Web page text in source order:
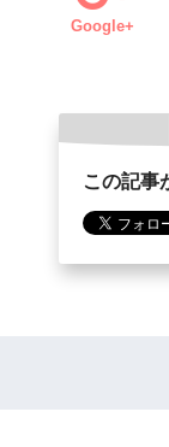
Google+
この記事